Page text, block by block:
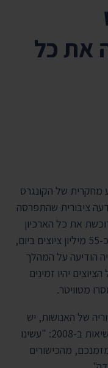
את כל
מחקרית של הקונגרס
ציבורית שהתפרסה
את כל הארכיון
של טוויטר, הכולל מיליארדי ההודעות, כ-55 מיליון ציוצים ביום,
הודיעה על המהלך
יהיו זמינים
מטוויטר.
של האנושות, יש
את זה של ברק אובמה לאחר זכייתו בנשיאות ב-2008: "עשינו
מהכישורים